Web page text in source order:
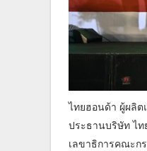
ไทยฮอนด้า ผู้ผลิต
ประธานบริษัท ไท
เลขาธิการคณะก